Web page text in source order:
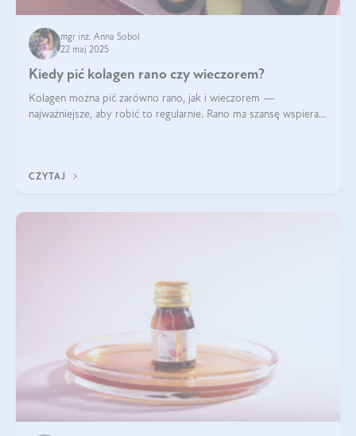
mgr inż. Anna Sobol
22 maj 2025
Kiedy pić kolagen rano czy wieczorem?
Kolagen można pić zarówno rano, jak i wieczorem —
najważniejsze, aby robić to regularnie. Rano ma szansę wspierać
CZYTAJ